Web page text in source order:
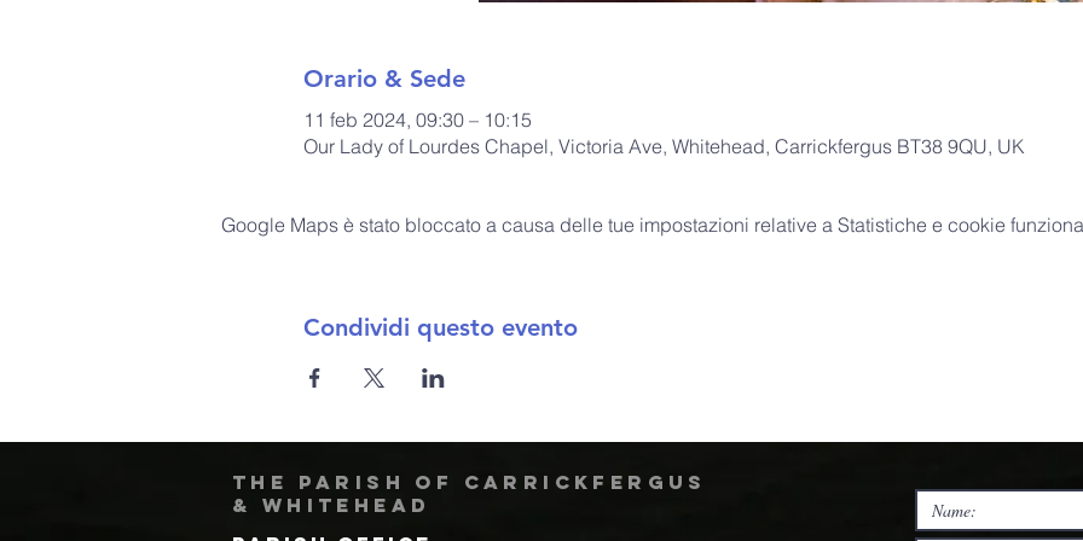
Orario & Sede
11 feb 2024, 09:30 – 10:15
Our Lady of Lourdes Chapel, Victoria Ave, Whitehead, Carrickfergus BT38 9QU, UK
Google Maps è stato bloccato a causa delle tue impostazioni relative a Statistiche e cookie
Condividi questo evento
The Parish of Carrickfergus
& Whitehead